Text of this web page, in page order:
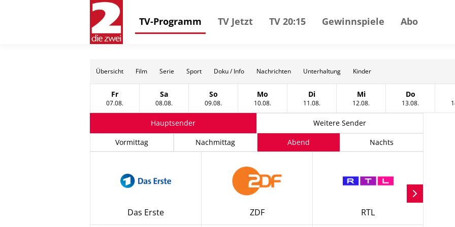
TV-Programm TV Jetzt TV 20:15 Gewinnspiele Abo
Übersicht Film Serie Sport Doku / Info Nachrichten Unterhaltung Kinder
Freitag, 07 August
Fr
07.08. Samstag, 08 August
Sa
08.08. Sonntag, 09 August
So
09.08. Montag, 10 August
Mo
10.08. Dienstag, 11 August
Di
11.08. Mittwoch, 12 August
Mi
12.08. Donnerstag,
Do
13.08.
Hauptsender
Weitere Sender
Vormittag
Nachmittag Abend Nachts
Das Erste ZDF RTL